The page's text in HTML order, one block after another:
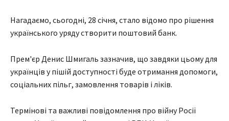
Нагадаємо, сьогодні, 28 січня, стало відомо про рішення
українського уряду створити поштовий банк.
Прем'єр Денис Шмигаль зазначив, що завдяки цьому для
українців у пішій доступності буде отримання допомоги,
соціальних пільг, замовлення товарів і ліків.
Термінові та важливі повідомлення про війну Росії